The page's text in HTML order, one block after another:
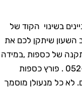
בשינוי הקוד של
השעון שיתקן לכם את
של כספות ,במידה
ואתם זקוקים לפורץ כספות מורשה, הזמינו את מנעולן סביב השעון 24/7 052-9252323 . פורץ כספות
לא כל מנעולן מוסמך